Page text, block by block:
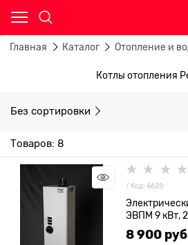
Главная Каталог Отопление и
Котлы отопления
Без сортировки
Товаров: 8
/ Код: 4628
ЭВПМ 9 кВт,
8 900